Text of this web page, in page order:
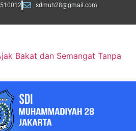
sdmuh28@gmail.com
28 Jakarta Tahun